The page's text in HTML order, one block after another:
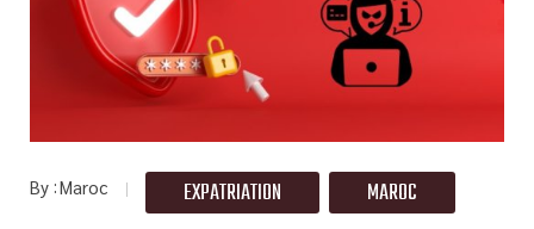
By Maroc EXPATRIATION MAROC